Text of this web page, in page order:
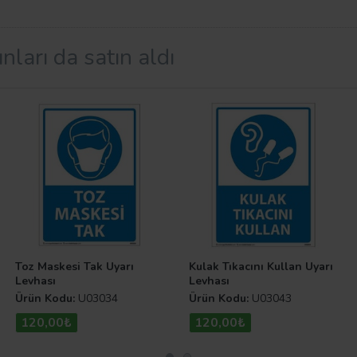
Levhaları.com sitemizde ihtiyacınız olan tüm levha ve
ürettiğimiz ürünlerimizi gönül rahatlığı ile uzun
bütçenizi yormayacak şekilde düzenlenmiştir. Diğer
da satın aldı
Toz Maskesi Tak Uyarı
Levhası
Ürün Kodu: U03034
120,00₺
Kulak Tıkacını Kullan Uyarı
Levhası
Ürün Kodu: U03043
120,00₺